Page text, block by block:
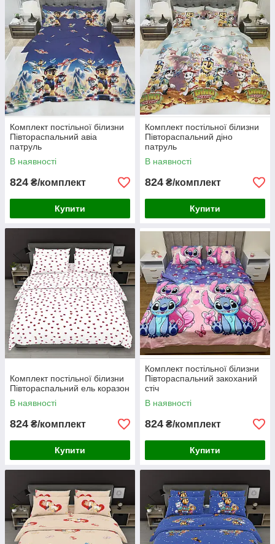
Комплект постільної білизни
Півтораспальний авіа
патруль
В наявності
824 ₴/комплект
Купити
Комплект постільної білизни
Півтораспальний діно
патруль
В наявності
824 ₴/комплект
Купити
Комплект постільної білизни
Півтораспальний ель коразон
В наявності
824 ₴/комплект
Купити
Комплект постільної білизни
Півтораспальний закоханий
стіч
В наявності
824 ₴/комплект
Купити